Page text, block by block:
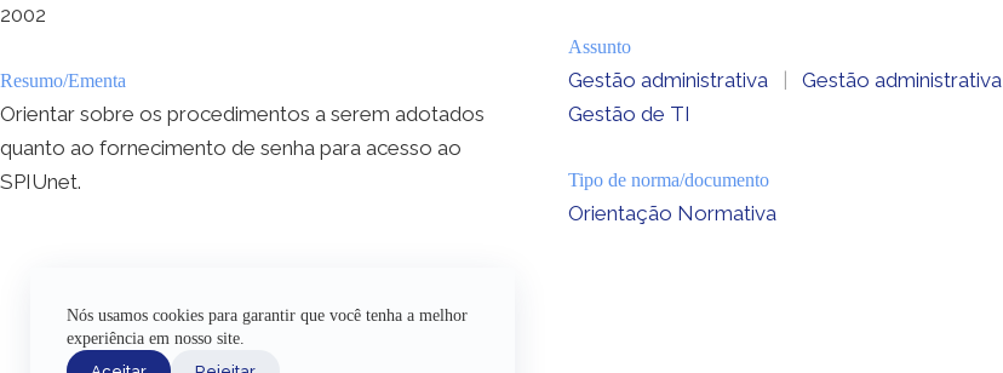
Nós usamos cookies para garantir que você tenha a melhor
experiência em nosso site.
2002
Resumo/Ementa
Orientar sobre os procedimentos a serem adotados
quanto ao fornecimento de senha para acesso ao
SPIUnet.
Assunto
Gestão administrativa | Gestão administrativa
Gestão de TI
Tipo de norma/documento
Orientação Normativa